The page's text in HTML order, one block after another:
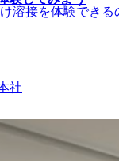
溶接を体験でき
社